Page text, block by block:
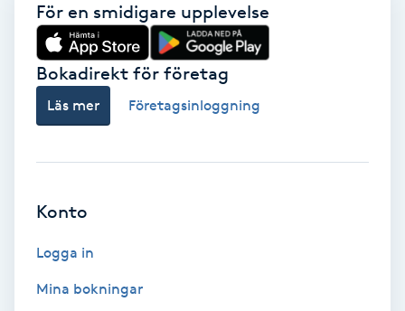
Brynformning
Brynfärgning
Brynplockning
Celluliter
För en smidigare upplevelse
Bokadirekt för företag
Läs mer Företagsinloggning
Konto
Logga in
Mina bokningar